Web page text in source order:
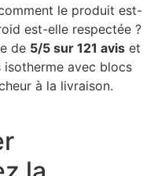
le produit est-
est-elle respectée ?
de 5/5 sur 121 avis et
avec blocs
à la livraison.